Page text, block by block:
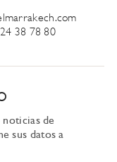
38 78 80
de
sus datos a